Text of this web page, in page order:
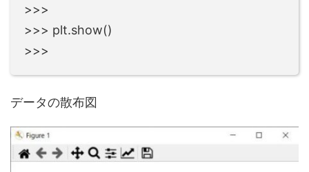
>>>
>>> plt.show()
>>>
データの散布図